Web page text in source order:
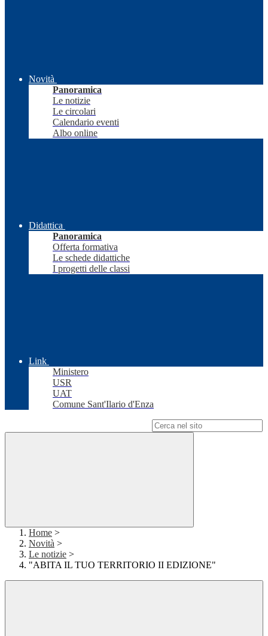
Novità
Panoramica
Le notizie
Le circolari
Calendario eventi
Albo online
Didattica
Panoramica
Offerta formativa
Le schede didattiche
I progetti delle classi
Link
Ministero
USR
UAT
Comune Sant'Ilario d'Enza
Home >
Novità >
Le notizie >
"ABITA IL TUO TERRITORIO II EDIZIONE"